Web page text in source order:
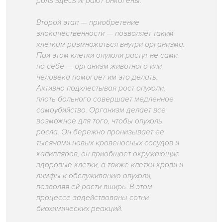
Второй этап — приобретение
злокачественности — позволяет таким
клеткам размножаться внутри организма.
При этом клетки опухоли растут не сами
по себе — организм животного или
человека помогает им это делать.
Активно подхлестывая рост опухоли,
плоть больного совершает медленное
самоубийство. Организм делает все
возможное для того, чтобы опухоль
росла. Он бережно пронизывает ее
тысячами новых кровеносных сосудов и
капилляров, он приобщает окружающие
здоровые клетки, а также клетки крови и
лимфы к обслуживанию опухоли,
позволяя ей расти вширь. В этом
процессе задействованы сотни
биохимических реакций.